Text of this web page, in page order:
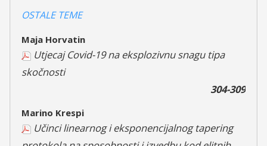
OSTALE TEME
Maja Horvatin
Utjecaj Covid-19 na eksplozivnu snagu tipa
skočnosti
304-309
Marino Krespi
Učinci linearnog i eksponencijalnog tapering